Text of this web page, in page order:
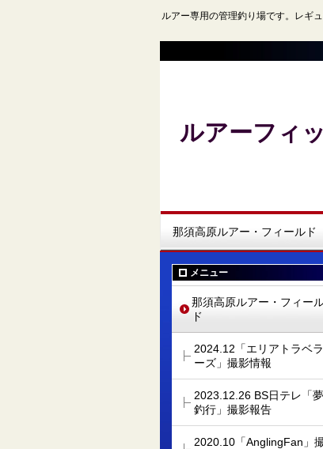
ルアー専用の管理釣り場です。レギ
ルアーフィ
那須高原ルアー・フィールド
メニュー
那須高原ルアー・フィー
ド
2024.12「エリアトラベラ
ーズ」撮影情報
2023.12.26 BS日テレ「夢
釣行」撮影報告
2020.10「AnglingFan」